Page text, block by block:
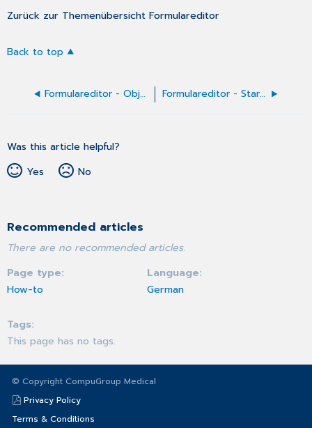
Zurück zur Themenübersicht Formulareditor
Back to top
Formulareditor - Objekteigenschaften Formulareditor - Start und grundlegende Bedienung
Was this article helpful?
Yes
No
Recommended articles
There are no recommended articles.
Page type
How-to
Language
German
Tags
This page has no tags.
© Copyright CompuGroup Medical
Privacy Policy
Terms & Conditions